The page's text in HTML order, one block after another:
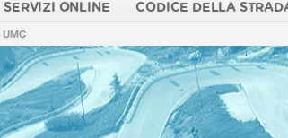
SERVIZI ONLINE CODICE DELLA
UMC